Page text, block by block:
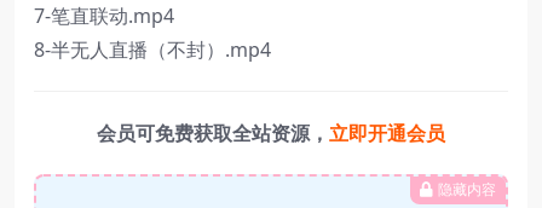
7-笔直联动.mp4
8-半无人直播（不封）.mp4
会员可免费获取全站资源， 立即开通会员
隐藏内容